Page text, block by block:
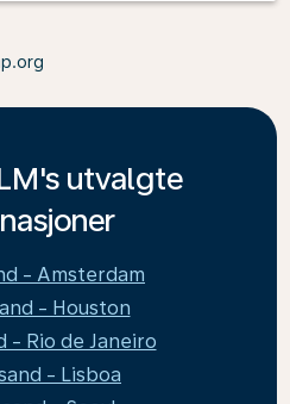
utvalgte
- Amsterdam
- Houston
- Rio de Janeiro
- Lisboa